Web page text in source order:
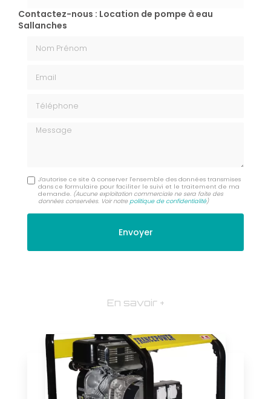
Contactez-nous : Location de pompe à eau
Sallanches
Message
J'autorise ce site à conserver l'ensemble des données transmises
dans ce formulaire pour faciliter le suivi et le traitement de ma
demande. (Aucune exploitation commerciale ne sera faite des
données conservées. Voir notrepolitique de confidentialité)
En savoir +